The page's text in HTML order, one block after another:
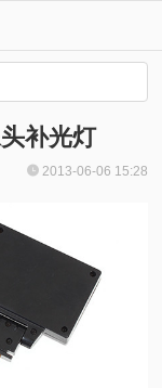
补光灯
2013-06-06 15:28